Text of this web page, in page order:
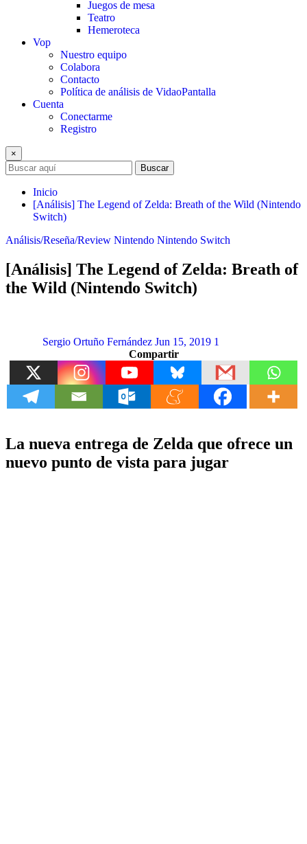
Juegos de mesa
Teatro
Hemeroteca
Vop
Nuestro equipo
Colabora
Contacto
Política de análisis de VidaoPantalla
Cuenta
Conectarme
Registro
×
Buscar
Inicio
[Análisis] The Legend of Zelda: Breath of the Wild (Nintendo
Switch)
Análisis/Reseña/Review Nintendo Nintendo Switch
[Análisis] The Legend of Zelda: Breath of
the Wild (Nintendo Switch)
Sergio Ortuño Fernández Jun 15, 2019 1
Compartir
La nueva entrega de Zelda que ofrece un
nuevo punto de vista para jugar